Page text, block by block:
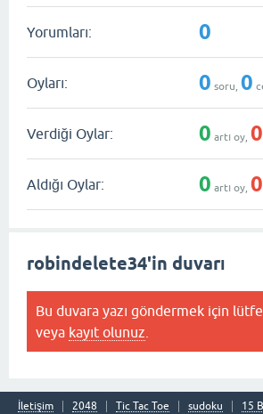
Yorumları: 0
Oyları: 0 soru, 0
Verdiği Oylar: 0 artı oy, 0
Aldığı Oylar: 0 artı oy, 0
robindelete34'in duvarı
Bu duvara yazı göndermek için
veya kayıt olunuz
İletişim 2048 Tic Tac Toe sudoku 15